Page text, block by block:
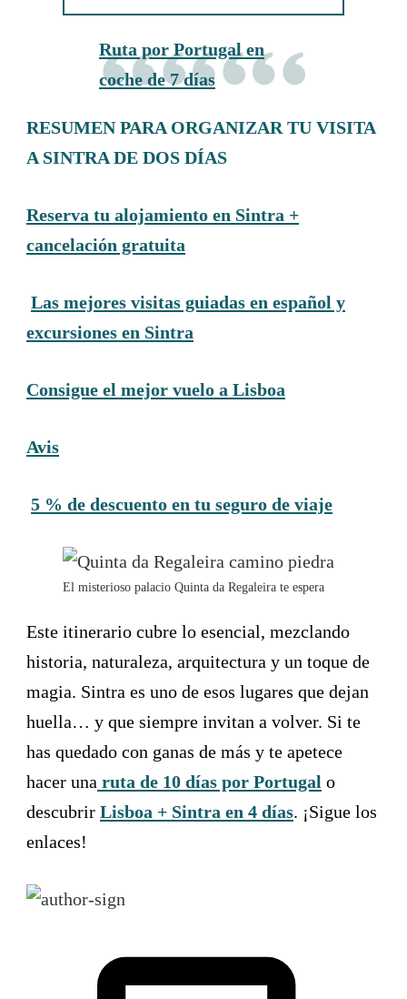
Ruta por Portugal en
coche de 7 días
RESUMEN PARA ORGANIZAR TU VISITA
A SINTRA DE DOS DÍAS
Reserva tu alojamiento en Sintra +
cancelación gratuita
Las mejores visitas guiadas en español y
excursiones en Sintra
Consigue el mejor vuelo a Lisboa
Avis
5 % de descuento en tu seguro de viaje
El misterioso palacio Quinta da Regaleira te espera
Este itinerario cubre lo esencial, mezclando
historia, naturaleza, arquitectura y un toque de
magia. Sintra es uno de esos lugares que dejan
huella… y que siempre invitan a volver. Si te
has quedado con ganas de más y te apetece
hacer una ruta de 10 días por Portugal o
descubrir Lisboa + Sintra en 4 días. ¡Sigue los
enlaces!